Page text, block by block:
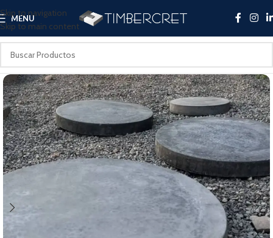
Skip to navigation
Skip to main content
MENU